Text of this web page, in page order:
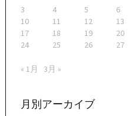
3
4 5 6
10
11 12 13
17
18 19 20
24
25 26 27
« 1月 3月 »
月別アーカイブ